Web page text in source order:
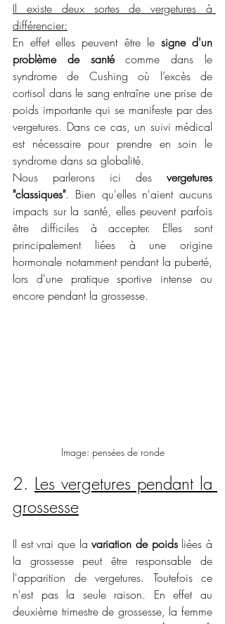
Il existe deux sortes de vergetures à
différencier:
En effet elles peuvent être le signe d'un
problème de santé comme dans le
syndrome de Cushing où l’excès de
cortisol dans le sang entraîne une prise de
poids importante qui se manifeste par des
vergetures. Dans ce cas, un suivi médical
est nécessaire pour prendre en soin le
syndrome dans sa globalité.
Nous parlerons ici des vergetures
"classiques". Bien qu'elles n'aient aucuns
impacts sur la santé, elles peuvent parfois
être difficiles à accepter. Elles sont
principalement liées à une origine
hormonale notamment pendant la puberté,
lors d'une pratique sportive intense ou
encore pendant la grossesse.
Image: pensées de ronde
2. Les vergetures pendant la
grossesse
Il est vrai que la variation de poids liées à
la grossesse peut être responsable de
l'apparition de vergetures. Toutefois ce
n'est pas la seule raison. En effet au
deuxième trimestre de grossesse, la femme